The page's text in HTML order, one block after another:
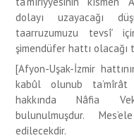
dolayı uzayacağı
taarruzumuzu tevsî’
şimendüfer hattı olacağı
[Afyon-Uşak-İzmir
kabûl olunub ta’mîrât
hakkında Nâfia
bulunulmuşdur.
edilecekdir.